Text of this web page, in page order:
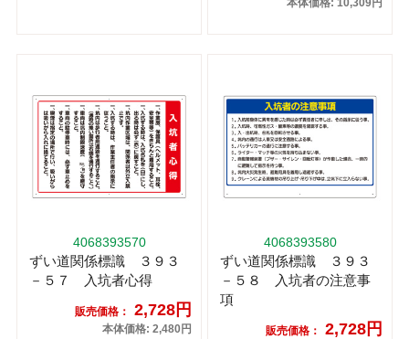
4068393570
ずい道関係標識 ３９３
－５７ 入坑者心得
販売価格： 2,728円
本体価格: 2,480円
4068393580
ずい道関係標識 ３９３
－５８ 入坑者の注意事
項
販売価格： 2,728円